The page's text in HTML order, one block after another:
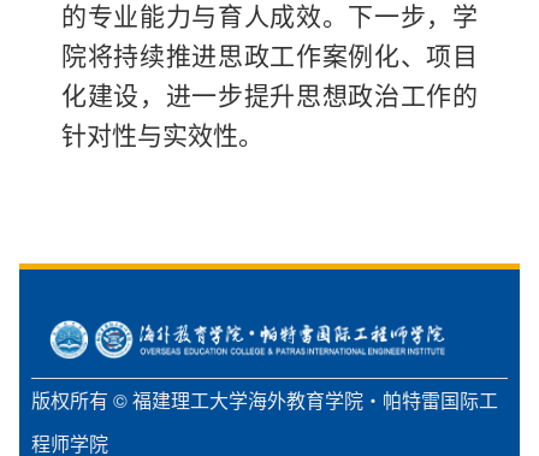
的专业能力与育人成效。下一步，学
院将持续推进思政工作案例化、项目
化建设，进一步提升思想政治工作的
针对性与实效性。
版权所有 © 福建理工大学海外教育学院・帕特雷国际工
程师学院